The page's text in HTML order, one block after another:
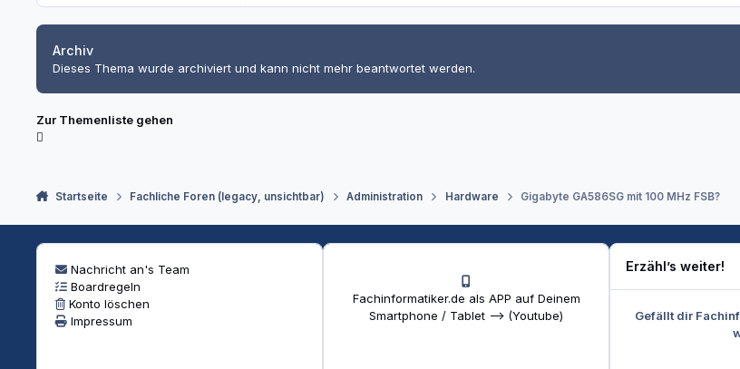
Archiv
Dieses Thema wurde archiviert und kann nicht mehr beantwortet werden.
Zur Themenliste gehen
Startseite Fachliche Foren (legacy, unsichtbar) Administration Hardware Gigabyte GA586SG mit 100 MHz FSB?
Nachricht an's Team
Boardregeln
Konto löschen
Impressum
Fachinformatiker.de als APP auf Deinem
Smartphone / Tablet --> (Youtube)
Erzähl’s weiter!
Gefällt dir